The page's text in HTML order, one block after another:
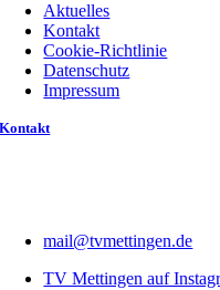
Aktuelles
Kontakt
Cookie-Richtlinie
Datenschutz
Impressum
Kontakt
mail@tvmettingen.de
TV Mettingen auf